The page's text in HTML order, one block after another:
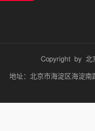
Copyright by 北
地址：北京市海淀区海淀